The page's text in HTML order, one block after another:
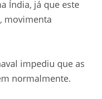
Índia, já que este
movimenta
impediu que as
normalmente.